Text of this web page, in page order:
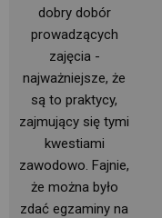
dobry dobór
prowadzących
zajęcia -
najważniejsze, że
są to praktycy,
zajmujący się tymi
kwestiami
zawodowo. Fajnie,
że można było
zdać egzaminy na